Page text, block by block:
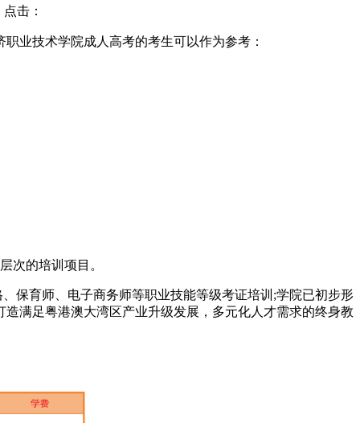
击：
业技术学院成人高考的考生可以作为参考：
次的培训项目。
育师、电子商务师等职业技能等级考证培训;学院已初步形
满足粤港澳大湾区产业升级发展，多元化人才需求的终身教